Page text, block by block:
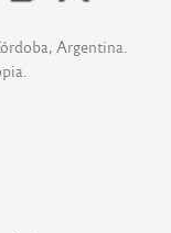
Argentina.